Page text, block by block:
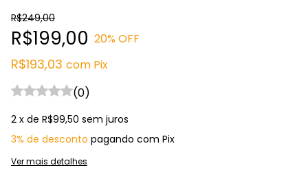
R$249,00
R$199,00 20% OFF
R$193,03 com Pix
(0)
2 x de R$99,50 sem juros
3% de desconto pagando com Pix
Ver mais detalhes